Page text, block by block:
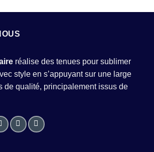
réalise des tenues pour sublimer
style en s’appuyant sur une large
de qualité, principalement issus de